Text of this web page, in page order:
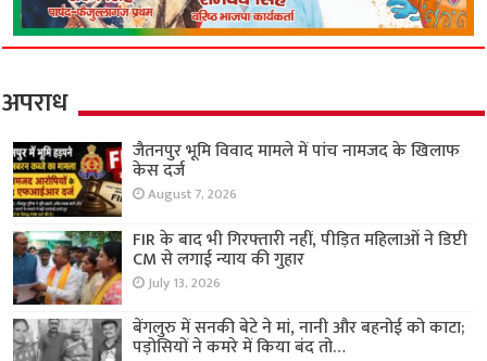
अपराध
जैतनपुर भूमि विवाद मामले में पांच नामजद के खिलाफ
केस दर्ज
August 7, 2026
FIR के बाद भी गिरफ्तारी नहीं, पीड़ित महिलाओं ने डिप्टी
CM से लगाई न्याय की गुहार
July 13, 2026
बेंगलुरु में सनकी बेटे ने मां, नानी और बहनोई को काटा;
पड़ोसियों ने कमरे में किया बंद तो…